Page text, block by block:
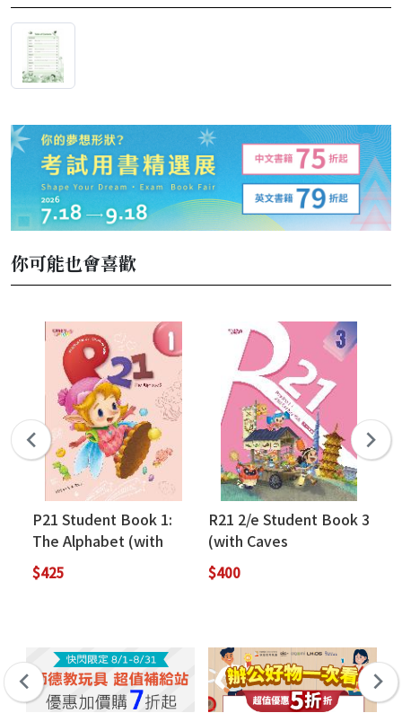
你可能也會喜歡
P21 Student Book 1:
The Alphabet (with
APP+Caves
WebSource)
$425
R21 2/e Student Book 3
(with Caves
WebSource+Caves
Online Practice)
$400